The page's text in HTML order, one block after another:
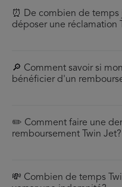
⏰ De combien de temps
déposer une réclamation
🔎 Comment savoir si
bénéficier d'un
✏️ Comment faire une
remboursement Twin Jet?
💸 Combien de temps